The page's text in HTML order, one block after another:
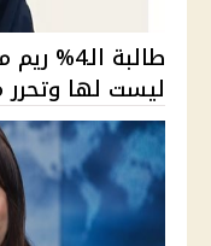
طالبة
ليست لها وتحرر